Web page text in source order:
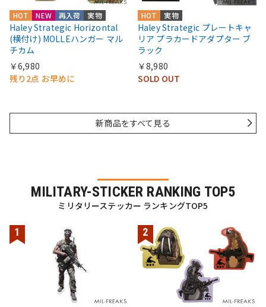
HOT NEW 再入荷 実物
Haley Strategic Horizontal
(横付け) MOLLEハンガー マル
チカム
￥6,980
残り2点 お早めに
HOT 実物
Haley Strategic プレートキャ
リア プラカードアダプター ブ
ラック
￥8,980
SOLD OUT
新商品をすべて見る
MILITARY-STICKER RANKING TOP5
ミリタリーステッカー ランキングTOP5